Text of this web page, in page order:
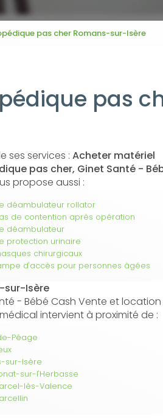
pas cher Romans-sur-Isère
pas
ses services : Acheter matériel
pas cher, Ginet Santé -
propose aussi :
déambulateur rollator
de contention après opération
déambulateur
protection urinaire
chirurgicaux
d'accès pour personnes âgées
sur-Isère
- Bébé Cash Vente et
intervient à proximité de :
Péage
sur-Isère
sur-l'Herbasse
lès-Valence